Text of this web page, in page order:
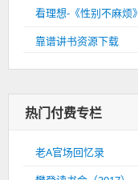
看理想-《性别不麻烦》
靠谱讲书资源下载
热门付费专栏
老A官场回忆录